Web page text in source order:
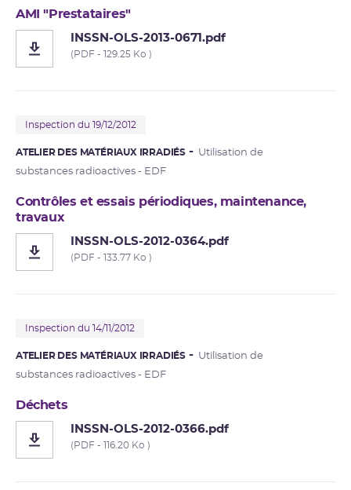
AMI "Prestataires"
INSSN-OLS-2013-0671.pdf
(PDF - 129.25 Ko )
Inspection du 19/12/2012
ATELIER DES MATÉRIAUX IRRADIÉS
Utilisation de
substances radioactives - EDF
Contrôles et essais périodiques, maintenance,
travaux
INSSN-OLS-2012-0364.pdf
(PDF - 133.77 Ko )
Inspection du 14/11/2012
ATELIER DES MATÉRIAUX IRRADIÉS
Utilisation de
substances radioactives - EDF
Déchets
INSSN-OLS-2012-0366.pdf
(PDF - 116.20 Ko )